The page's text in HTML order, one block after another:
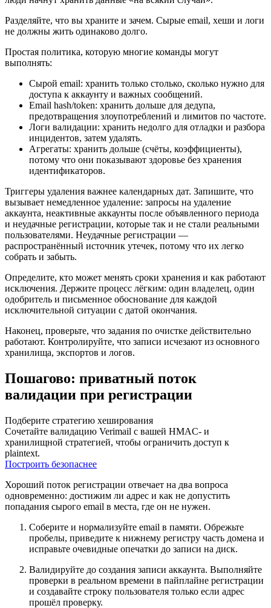
Разделяйте, что вы храните и зачем. Сырые email, хеши и логи
не должны жить одинаково долго.
Простая политика, которую многие команды могут
выполнять:
Сырой email: хранить только столько, сколько нужно для
доступа к аккаунту и важных сообщений.
Email hash/token: хранить дольше для дедупа,
предотвращения злоупотреблений и лимитов по частоте.
Логи валидации: хранить недолго для отладки и разбора
инцидентов, затем удалять.
Агрегаты: хранить дольше (счёты, коэффициенты),
потому что они показывают здоровье без хранения
идентификаторов.
Триггеры удаления важнее календарных дат. Запишите, что
вызывает немедленное удаление: запросы на удаление
аккаунта, неактивные аккаунты после объявленного периода
и неудачные регистрации, которые так и не стали реальными
пользователями. Неудачные регистрации —
распространённый источник утечек, потому что их легко
собрать и забыть.
Определите, кто может менять сроки хранения и как работают
исключения. Держите процесс лёгким: один владелец, один
одобритель и письменное обоснование для каждой
исключительной ситуации с датой окончания.
Наконец, проверьте, что задания по очистке действительно
работают. Контролируйте, что записи исчезают из основного
хранилища, экспортов и логов.
Пошагово: приватный поток
валидации при регистрации
Подберите стратегию хеширования
Сочетайте валидацию Verimail с вашей HMAC- и
хранилищной стратегией, чтобы ограничить доступ к
plaintext.
Построить безопаснее
Хороший поток регистрации отвечает на два вопроса
одновременно: достижим ли адрес и как не допустить
попадания сырого email в места, где он не нужен.
Соберите и нормализуйте email в памяти. Обрежьте
пробелы, приведите к нижнему регистру часть домена и
исправьте очевидные опечатки до записи на диск.
Валидируйте до создания записи аккаунта. Выполняйте
проверки в реальном времени в пайплайне регистрации
и создавайте строку пользователя только если адрес
прошёл проверку.